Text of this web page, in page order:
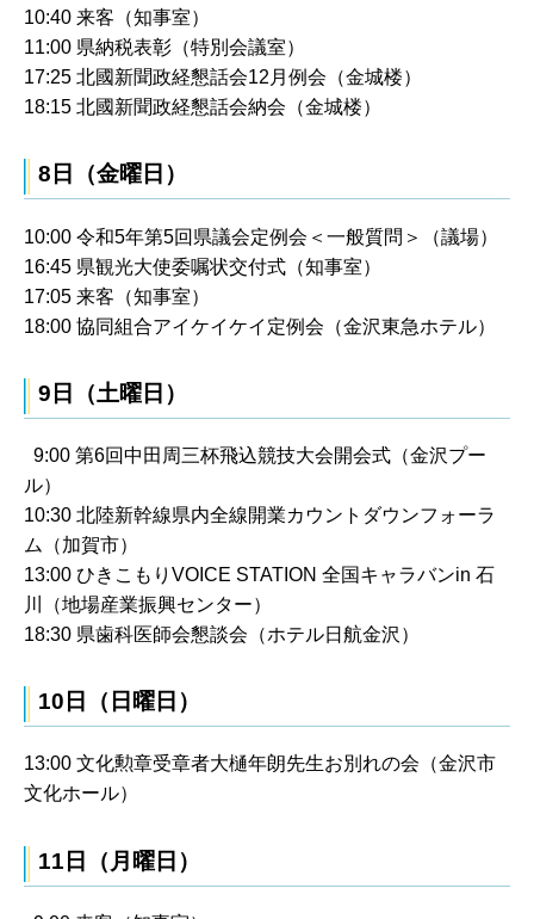
10:40 来客（知事室）
11:00 県納税表彰（特別会議室）
17:25 北國新聞政経懇話会12月例会（金城楼）
18:15 北國新聞政経懇話会納会（金城楼）
8日（金曜日）
10:00 令和5年第5回県議会定例会＜一般質問＞（議場）
16:45 県観光大使委嘱状交付式（知事室）
17:05 来客（知事室）
18:00 協同組合アイケイケイ定例会（金沢東急ホテル）
9日（土曜日）
9:00 第6回中田周三杯飛込競技大会開会式（金沢プー
ル）
10:30 北陸新幹線県内全線開業カウントダウンフォーラ
ム（加賀市）
13:00 ひきこもりVOICE STATION 全国キャラバンin 石
川（地場産業振興センター）
18:30 県歯科医師会懇談会（ホテル日航金沢）
10日（日曜日）
13:00 文化勲章受章者大樋年朗先生お別れの会（金沢市
文化ホール）
11日（月曜日）